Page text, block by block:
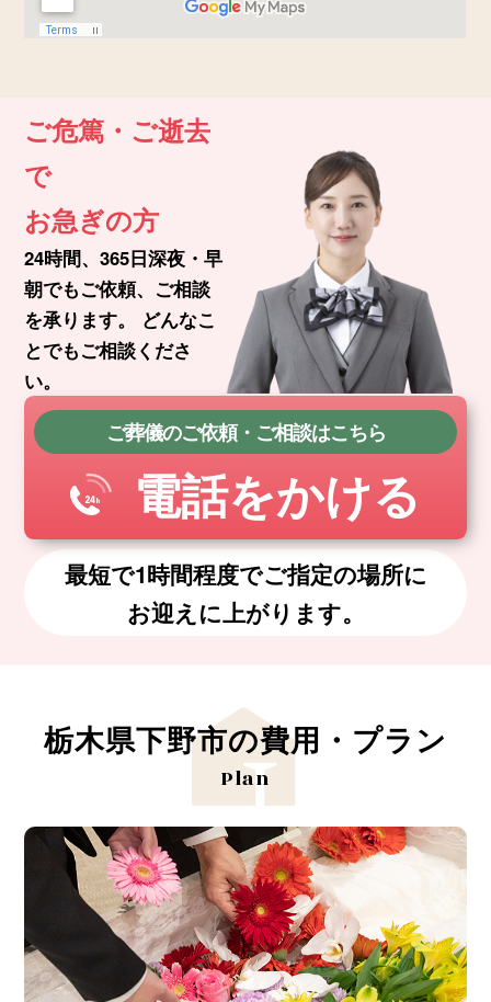
ご危篤・ご逝去
で
お急ぎの方
24時間、365日深夜・早
朝でもご依頼、ご相談
を承ります。
どんなこ
とでもご相談くださ
い。
ご葬儀のご依頼・ご相談はこちら
電話をかける
最短で1時間程度でご指定の場所に
お迎えに上がります。
栃木県下野市の費用・プラン
Plan